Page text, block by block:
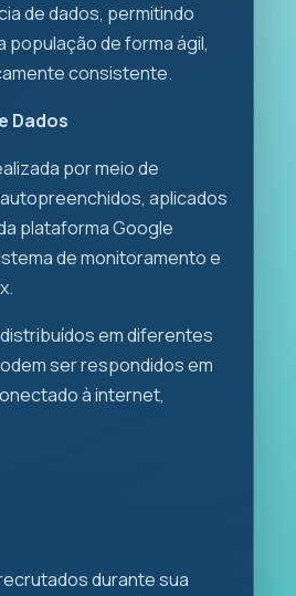
de dados, permitindo
de forma ágil,
consistente.
Dados
por meio de
aplicados
plataforma Google
de monitoramento e
em diferentes
ser respondidos em
à internet,
durante sua